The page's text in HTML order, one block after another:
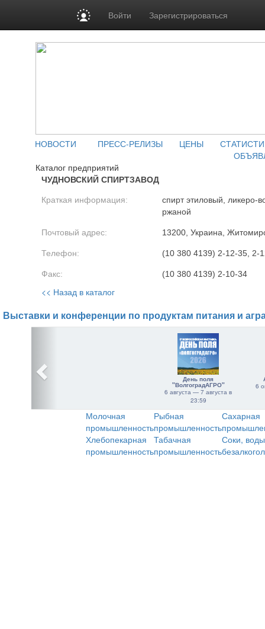
Войти Зарегистрироваться
НОВОСТИ ПРЕСС-РЕЛИЗЫ ЦЕНЫ
Каталог предприятий
ЧУДНОВСКИЙ СПИРТЗАВОД
Краткая информация:
спирт этиловый, ликеро-
ржаной
Почтовый адрес: 13200, Украина,
Телефон: (10 380 4139) 2-12-35, 2-
Факс: (10 380 4139) 2-10-34
<< Назад в каталог
Выставки и конференции по продуктам питания и
День поля
"ВолгоградАГРО"
6 августа — 7 августа в
23:59
6
Молочная
промышленность
Рыбная
промышленность
Сахарная
Хлебопекарная
промышленность
Табачная
промышленность
Соки,